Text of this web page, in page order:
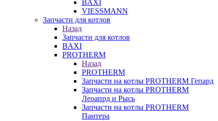
BAXI
VIESSMANN
Запчасти для котлов
Назад
Запчасти для котлов
BAXI
PROTHERM
Назад
PROTHERM
Запчасти на котлы PROTHERM Гепард
Запчасти на котлы PROTHERM
Леоапрд и Рысь
Запчасти на котлы PROTHERM
Пантера